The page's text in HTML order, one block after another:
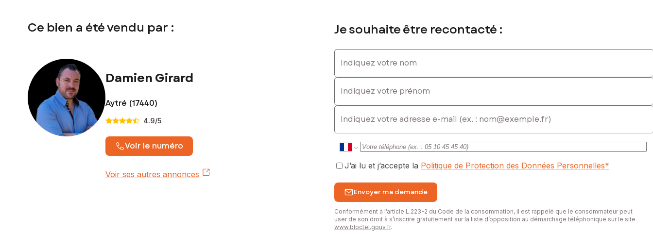
Ce bien a été vendu par :
Damien Girard
Aytré (17440)
4.9/5
Voir le numéro
Voir ses autres annonces
Je souhaite être recontacté :
Indiquez votre nom
Indiquez votre prénom
E-mail
J’ai lu et j’accepte la Politique de Protection des Données Personnelles*
Envoyer ma demande
Conformément à l’article L.223-2 du Code de la consommation, il est rappelé que le consommateur peut
user de son droit à s’inscrire gratuitement sur la liste d’opposition au démarchage téléphonique sur le site
www.bloctel.gouv.fr.